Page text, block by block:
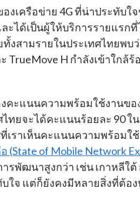
เครือข่าย 4G ที่น่าประทับใ
ะได้เป็นผู้ให้บริการรายแรก
งสามรายในประเทศไทยพ
TrueMove H กำลังเข้าใกล้ร้
คะแนนความพร้อมใช้งานขอ
ทยจะได้คะแนนร้อยละ 90 ใ
ที่เราเห็นคะแนนความพร้อม
of Mobile Network
ารพัฒนาสูงกว่า เช่น เกาหลี
บใจ แต่ก็ยังคงมีหลายสิ่งที่ต้อ